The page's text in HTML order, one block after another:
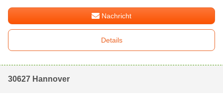
Nachricht
Details
30627 Hannover